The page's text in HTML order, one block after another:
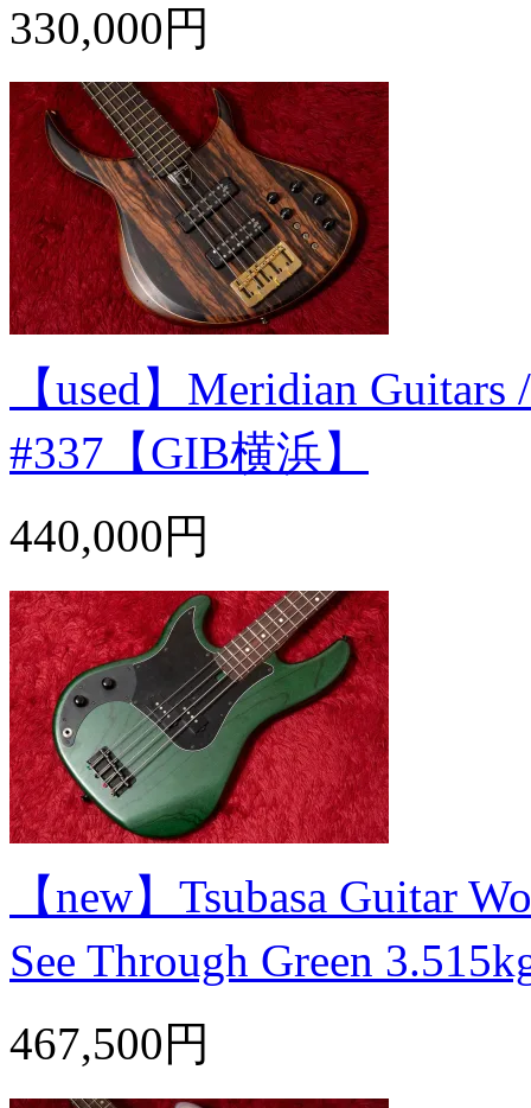
330,000円
【used】Meridian
#337【GIB横浜】
440,000円
【new】Tsubasa Guitar
See Through Green
467,500円